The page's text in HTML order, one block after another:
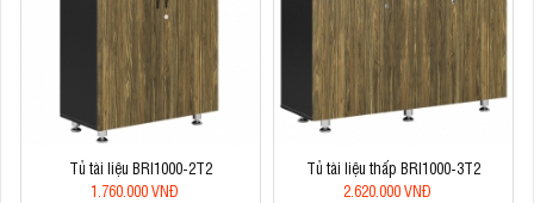
Tủ tài liệu BRI1000-2T2
1.760.000 VNĐ
Tủ tài liệu thấp BRI1000-3T2
2.620.000 VNĐ